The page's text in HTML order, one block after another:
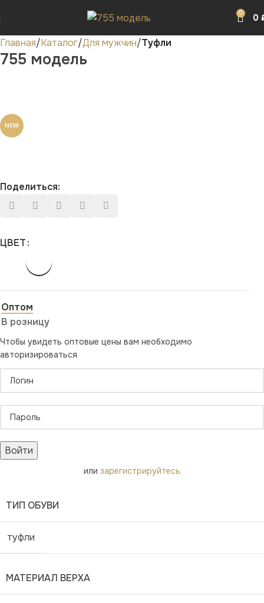
0 0
Главная Каталог Для мужчин Туфли
755 модель
NEW
Поделиться:
ЦВЕТ
Оптом
В розницу
Чтобы увидеть оптовые цены вам необходимо
авторизироваться
Войти
или зарегистрируйтесь
ТИП ОБУВИ
туфли
МАТЕРИАЛ ВЕРХА